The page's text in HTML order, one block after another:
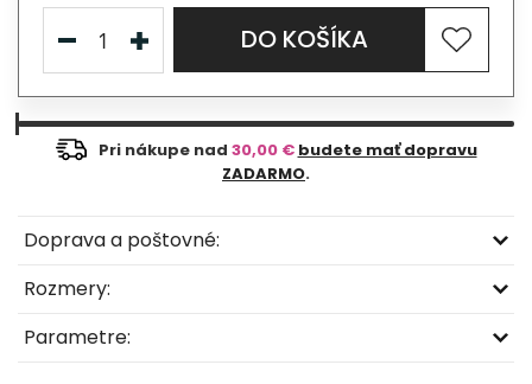
DO KOŠÍKA
Pri nákupe nad 30,00 € budete mať dopravu
ZADARMO.
Doprava a poštovné:
Rozmery:
Parametre: